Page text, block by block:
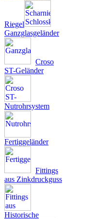
Riegel
Ganzglasgeländer
Croso
ST-Geländer
Nutrohrsystem
Fertiggeländer
Fittings
aus Zinkdruckguss
Historische